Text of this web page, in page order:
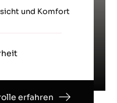
und Komfort
erfahren